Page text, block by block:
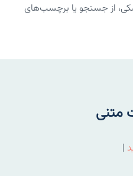
از جستجو یا برچسب‌های
متنی
|